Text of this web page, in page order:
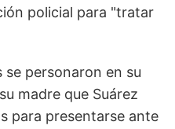
policial para "tratar
personaron en su
madre que Suárez
para presentarse ante